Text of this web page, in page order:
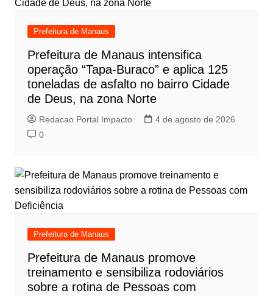
Prefeitura de Manaus
Prefeitura de Manaus intensifica
operação “Tapa-Buraco” e aplica 125
toneladas de asfalto no bairro Cidade
de Deus, na zona Norte
Redacao Portal Impacto
4 de agosto de 2026
0
Prefeitura de Manaus
Prefeitura de Manaus promove
treinamento e sensibiliza rodoviários
sobre a rotina de Pessoas com